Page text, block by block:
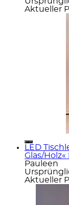
Aktueller
LED
Glas/
Pauleen
Aktueller